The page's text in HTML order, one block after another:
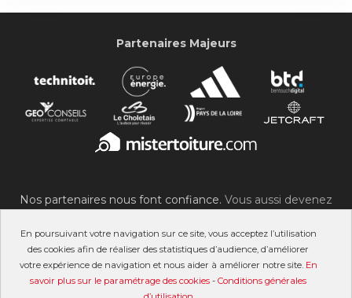
En poursuivant votre navigation sur ce site, vous acceptez l’utilisation
des cookies afin de réaliser des statistiques d’audience, d’améliorer
votre expérience de navigation et nous aider à améliorer notre site. En
savoir plus sur le paramétrage des cookies - Conditions générales
Partenaires Majeurs
Nos partenaires nous font confiance. Vous aussi devenez
©2007-2026 Stade Olympique Choletais